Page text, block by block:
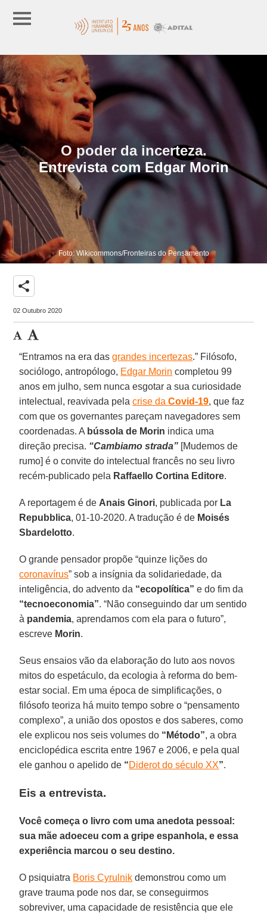
O poder da incerteza.
Entrevista com Edgar Morin
Foto: Wikicommons/Fronteiras do Pensamento
share
02 Outubro 2020
“Entramos na era dasgrandes incertezas.” Filósofo,
sociólogo, antropólogo, Edgar Morin completou 99
anos em julho, sem nunca esgotar a sua curiosidade
intelectual, reavivada pelacrise daCovid-19, que faz
com que os governantes pareçam navegadores sem
coordenadas. A bússola de Morin indica uma
direção precisa. “Cambiamo strada” [Mudemos de
rumo] é o convite do intelectual francês no seu livro
recém-publicado pela Raffaello Cortina Editore.
A reportagem é de Anais Ginori, publicada por La
Repubblica, 01-10-2020. A tradução é de Moisés
Sbardelotto.
O grande pensador propõe “quinze lições do
coronavírus” sob a insígnia da solidariedade, da
inteligência, do advento da “ecopolítica” e do fim da
“tecnoeconomia”. “Não conseguindo dar um sentido
à pandemia, aprendamos com ela para o futuro”,
escreve Morin.
Seus ensaios vão da elaboração do luto aos novos
mitos do espetáculo, da ecologia à reforma do bem-
estar social. Em uma época de simplificações, o
filósofo teoriza há muito tempo sobre o “pensamento
complexo”, a união dos opostos e dos saberes, como
ele explicou nos seis volumes do “Método”, a obra
enciclopédica escrita entre 1967 e 2006, e pela qual
ele ganhou o apelido de “Diderot do século XX”.
Eis a entrevista.
Você começa o livro com uma anedota pessoal:
sua mãe adoeceu com a gripe espanhola, e essa
experiência marcou o seu destino.
O psiquiatra Boris Cyrulnik demonstrou como um
grave trauma pode nos dar, se conseguirmos
sobreviver, uma capacidade de resistência que ele